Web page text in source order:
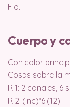
F.o.
Cuerpo y
Con color
Cosas sobre la
R 1: 2 canales, 6
R 2: (inc)*6 (12)